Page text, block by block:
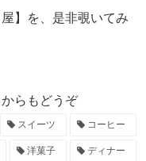
】を、是非覗いてみ
らもどうぞ
スイーツ コーヒー
洋菓子 ディナー